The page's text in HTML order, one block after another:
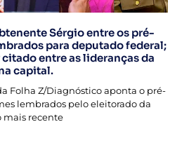
Sérgio entre os pré-
para deputado federal;
entre as lideranças da
capital.
Folha Z/Diagnóstico aponta o pré-
lembrados pelo eleitorado da
mais recente